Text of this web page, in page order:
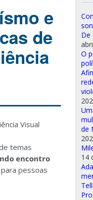
e
de
Visual
temas
encontro
pessoas
De
O
de
14